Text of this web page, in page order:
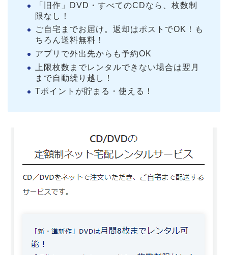
「旧作」DVD・すべてのCDなら、枚数制
限なし！
ご自宅までお届け。返却はポストでOK！も
ちろん送料無料！
アプリで外出先からも予約OK
上限枚数までレンタルできない場合は翌月
まで自動繰り越し！
Tポイントが貯まる・使える！